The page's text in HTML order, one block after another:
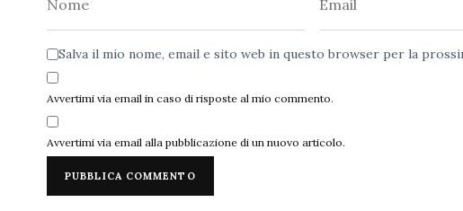
Salva il mio nome, email e sito web in questo browser per la
Avvertimi via email in caso di risposte al mio commento.
Avvertimi via email alla pubblicazione di un nuovo articolo.